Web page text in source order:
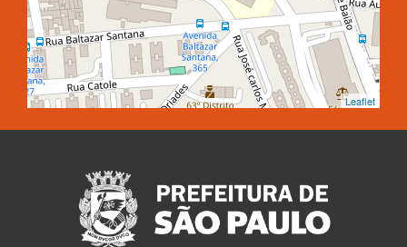
Leaflet